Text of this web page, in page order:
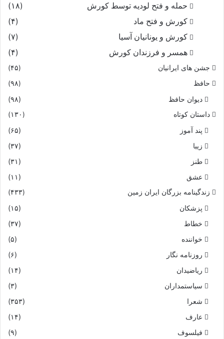
حمله و فتح لودیه توسط کورش
(۱۸)
کورش و فتح ماد
(۴)
کورش و یونانیان آسیا
(۷)
همسر و فرزندان کورش
(۴)
جشن های ایرانیان
(۴۵)
حافظ
(۹۸)
دیوان حافظ (۹۸)
داستان کوتاه (۱۳۰)
پند آموز
(۶۵)
زیبا
(۳۷)
طنز
(۳۱)
عشق
(۱۱)
زندگینامه بزرگان ایران زمین (۴۳۳)
پزشکان
(۱۵)
خطاط
(۳۷)
خواننده
(۵)
روزنامه نگار
(۶)
ریاضیدان
(۱۴)
سیاستمداران
(۳)
شعرا
(۳۵۳)
عارف
(۱۴)
فیلسوف
(۹)